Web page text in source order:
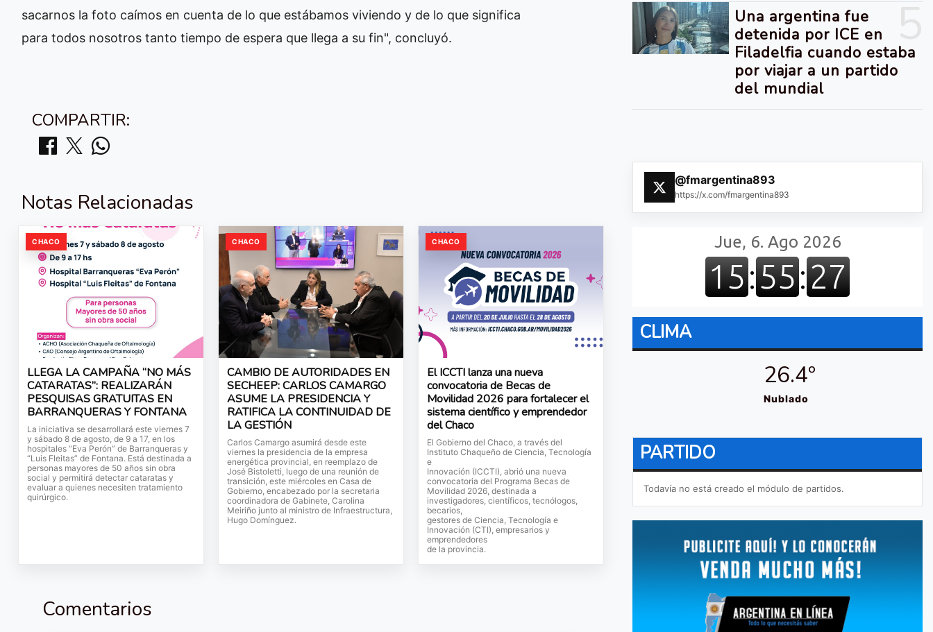
sacarnos la foto caímos en cuenta de lo que estábamos viviendo y de lo que significa
para todos nosotros tanto tiempo de espera que llega a su fin", concluyó.
COMPARTIR:
Notas Relacionadas
CHACO
LLEGA LA CAMPAÑA “NO MÁS
CATARATAS”: REALIZARÁN
PESQUISAS GRATUITAS EN
BARRANQUERAS Y FONTANA
La iniciativa se desarrollará este viernes 7
y sábado 8 de agosto, de 9 a 17, en los
hospitales “Eva Perón” de Barranqueras y
“Luis Fleitas” de Fontana. Está destinada a
personas mayores de 50 años sin obra
social y permitirá detectar cataratas y
evaluar a quienes necesiten tratamiento
quirúrgico.
CHACO
CAMBIO DE AUTORIDADES EN
SECHEEP: CARLOS CAMARGO
ASUME LA PRESIDENCIA Y
RATIFICA LA CONTINUIDAD DE
LA GESTIÓN
Carlos Camargo asumirá desde este
viernes la presidencia de la empresa
energética provincial, en reemplazo de
José Bistoletti, luego de una reunión de
transición, este miércoles en Casa de
Gobierno, encabezado por la secretaria
coordinadora de Gabinete, Carolina
Meiriño junto al ministro de Infraestructura,
Hugo Domínguez.
CHACO
El ICCTI lanza una nueva
convocatoria de Becas de
Movilidad 2026 para fortalecer el
sistema científico y emprendedor
del Chaco
El Gobierno del Chaco, a través del
Instituto Chaqueño de Ciencia, Tecnología
e
Innovación (ICCTI), abrió una nueva
convocatoria del Programa Becas de
Movilidad 2026, destinada a
investigadores, científicos, tecnólogos,
becarios,
gestores de Ciencia, Tecnología e
Innovación (CTI), empresarios y
emprendedores
de la provincia.
Comentarios
Una argentina fue
detenida por ICE en
Filadelfia cuando estaba
por viajar a un partido
del mundial
@fmargentina893
https://x.com/fmargentina893
CLIMA
26.4º
Nublado
PARTIDO
Todavía no está creado el módulo de partidos.